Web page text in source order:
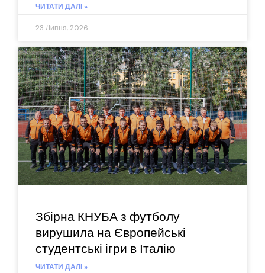
ЧИТАТИ ДАЛІ »
23 Липня, 2026
Збірна КНУБА з футболу
вирушила на Європейські
студентські ігри в Італію
ЧИТАТИ ДАЛІ »